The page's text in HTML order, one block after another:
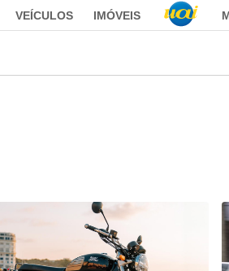
VEÍCULOS IMÓVEIS